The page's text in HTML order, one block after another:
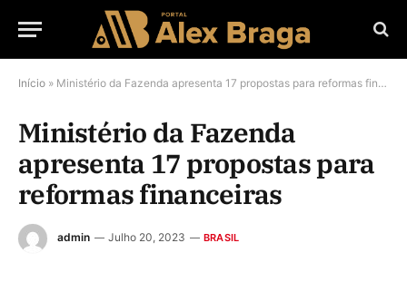
Início » Ministério da Fazenda apresenta 17 propostas para reformas financeiras
Ministério da Fazenda
apresenta 17 propostas para
reformas financeiras
admin Julho 20, 2023 BRASIL